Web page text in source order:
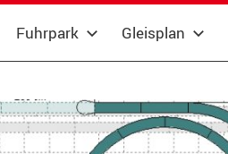
Fuhrpark Gleisplan